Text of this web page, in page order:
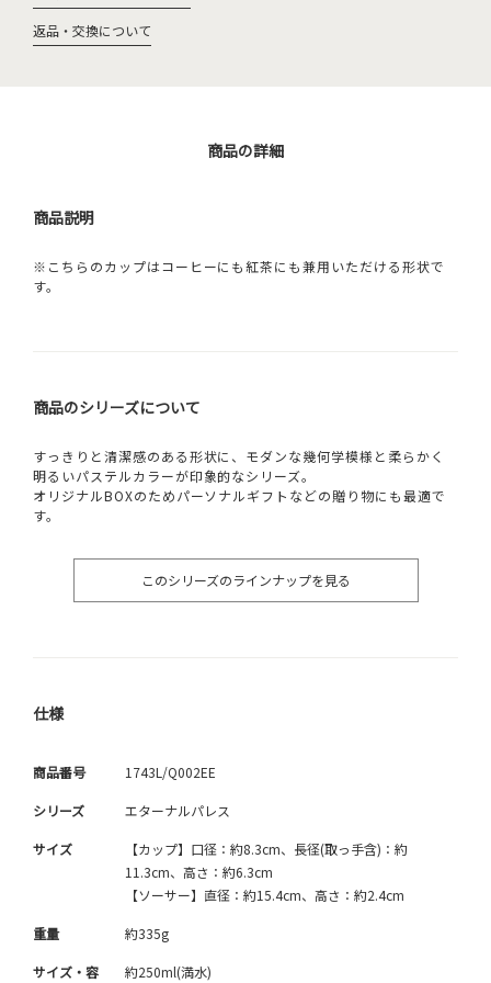
返品・交換について
商品の詳細
商品説明
※こちらのカップはコーヒーにも紅茶にも兼用いただける形状で
す。
商品のシリーズについて
すっきりと清潔感のある形状に、モダンな幾何学模様と柔らかく
明るいパステルカラーが印象的なシリーズ。
オリジナルBOXのためパーソナルギフトなどの贈り物にも最適で
す。
このシリーズのラインナップを見る
仕様
商品番号 1743L/Q002EE
シリーズ エターナルパレス
サイズ
【カップ】口径：約8.3cm、長径(取っ手含)：約
11.3cm、高さ：約6.3cm
【ソーサー】直径：約15.4cm、高さ：約2.4cm
重量 約335g
サイズ・容 約250ml(満水)